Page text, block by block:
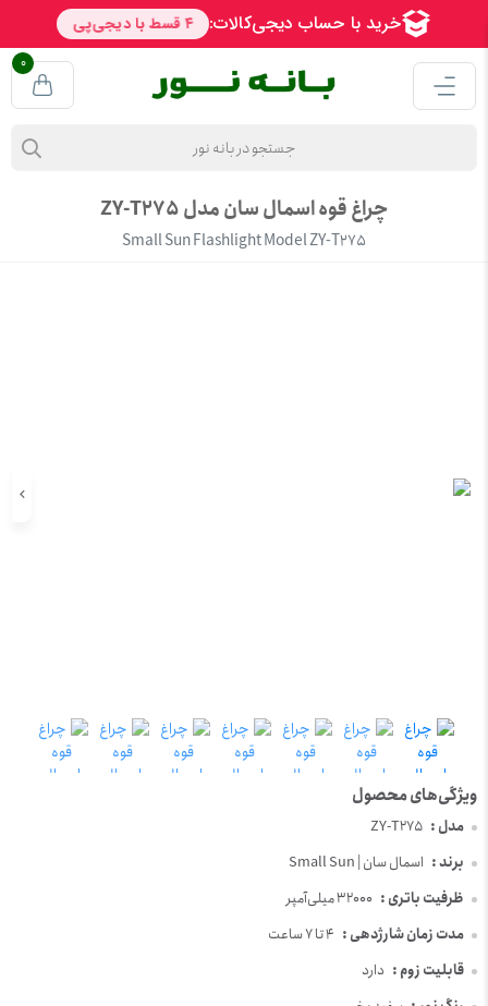
0
چراغ قوه اسمال سان مدل ZY-T275
Small Sun Flashlight Model ZY-T275
مدل : ZY-T275
برند : اسمال سان | Small Sun
ظرفیت باتری : 32000 میلی‌آمپر
مدت زمان شارژدهی : 4 تا 7 ساعت
قابلیت زوم : دارد